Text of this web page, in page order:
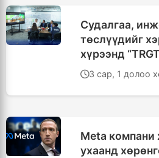
Судалгаа,
төслүүдийг
хүрээнд
хамтран
3 сар, 1 долоо
Meta
ухаанд